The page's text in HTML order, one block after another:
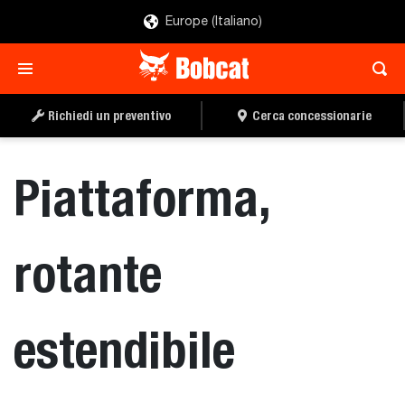
Europe (Italiano)
Richiedi un preventivo Cerca concessionarie
Piattaforma,
rotante
estendibile
CERCA UN